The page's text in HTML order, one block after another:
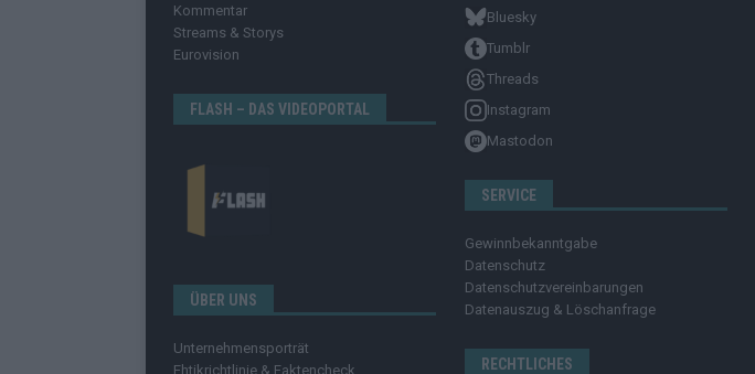
Kommentar
Streams & Storys
Eurovision
FLASH – DAS VIDEOPORTAL
ÜBER UNS
Unternehmensporträt
Ehtikrichtlinie & Faktencheck
Bluesky
Tumblr
Threads
Instagram
Mastodon
SERVICE
Gewinnbekanntgabe
Datenschutz
Datenschutzvereinbarungen
Datenauszug & Löschanfrage
RECHTLICHES